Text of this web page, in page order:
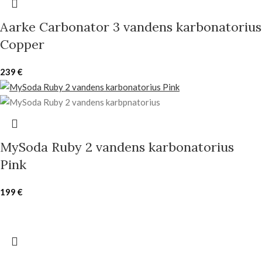
Aarke Carbonator 3 vandens karbonatorius
Copper
239 €
MySoda Ruby 2 vandens karbonatorius
Pink
199 €